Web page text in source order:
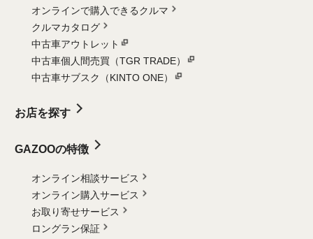
オンラインで購入できるクルマ
クルマカタログ
中古車アウトレット
中古車個人間売買（TGR TRADE）
中古車サブスク（KINTO ONE）
お店を探す
GAZOOの特徴
オンライン相談サービス
オンライン購入サービス
お取り寄せサービス
ロングラン保証